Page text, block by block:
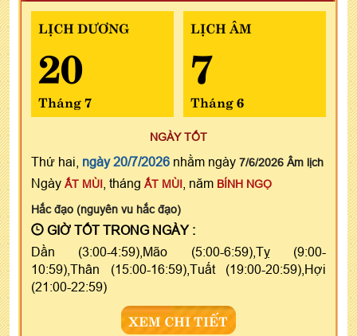
LỊCH DƯƠNG
20
Tháng 7
LỊCH ÂM
7
Tháng 6
NGÀY TỐT
Thứ hai, ngày 20/7/2026 nhằm ngày 7/6/2026 Âm lịch
Ngày ẤT MÙI , tháng ẤT MÙI , năm BÍNH NGỌ
Hắc đạo (nguyên vu hắc đạo)
GIỜ TỐT TRONG NGÀY :
Dần (3:00-4:59),Mão (5:00-6:59),Tỵ (9:00-
10:59),Thân (15:00-16:59),Tuất (19:00-20:59),Hợi
(21:00-22:59)
XEM CHI TIẾT